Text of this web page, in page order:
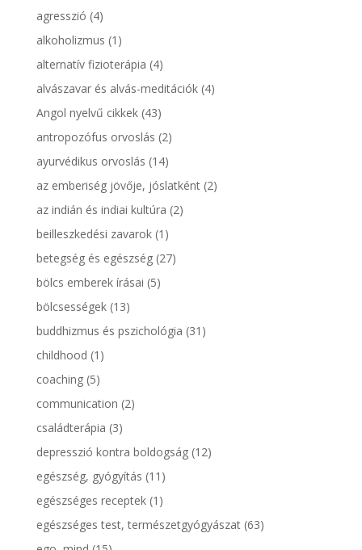
agresszió (4)
alkoholizmus (1)
alternatív fizioterápia (4)
alvászavar és alvás-meditációk(4)
Angol nyelvű cikkek(43)
antropozófus orvoslás (2)
ayurvédikus orvoslás (14)
az emberiség jövője, jóslatként(2)
az indián és indiai kultúra (2)
beilleszkedési zavarok(1)
betegség és egészség(27)
bölcs emberek írásai (5)
bölcsességek(13)
buddhizmus és pszichológia (31)
childhood (1)
coaching(5)
communication (2)
családterápia (3)
depresszió kontra boldogság(12)
egészség, gyógyítás (11)
egészséges receptek(1)
egészséges test, természetgyógyászat(63)